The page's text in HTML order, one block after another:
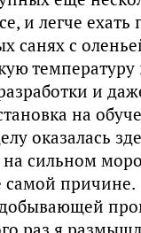
и легче
санях с
температуру
и
на
оказалась
на сильном
самой причине.